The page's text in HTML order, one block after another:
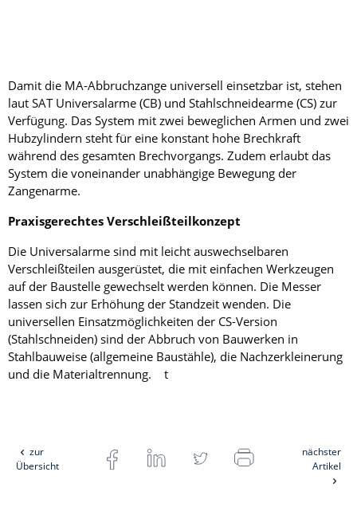
Damit die MA-Abbruchzange universell einsetzbar ist, stehen
laut SAT Universalarme (CB) und Stahlschneidearme (CS) zur
Verfügung. Das System mit zwei beweglichen Armen und zwei
Hubzylindern steht für eine konstant hohe Brechkraft
während des gesamten Brechvorgangs. Zudem erlaubt das
System die voneinander unabhängige Bewegung der
Zangenarme.
Praxisgerechtes Verschleißteilkonzept
Die Universalarme sind mit leicht auswechselbaren
Verschleißteilen ausgerüstet, die mit einfachen Werkzeugen
auf der Baustelle gewechselt werden können. Die Messer
lassen sich zur Erhöhung der Standzeit wenden. Die
universellen Einsatzmöglichkeiten der CS-Version
(Stahlschneiden) sind der Abbruch von Bauwerken in
Stahlbauweise (allgemeine Baustähle), die Nachzerkleinerung
und die Materialtrennung. t
zur
Übersicht
nächster
Artikel